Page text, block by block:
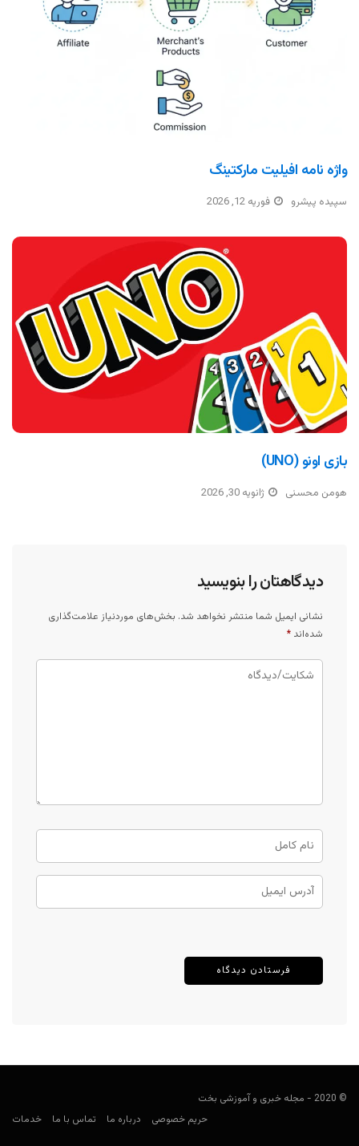
واژه نامه افیلیت مارکتینگ
سپیده پیشرو فوریه 12, 2026
بازی اونو (UNO)
هومن محسنی ژانویه 30, 2026
دیدگاهتان را بنویسید
نشانی ایمیل شما منتشر نخواهد شد. بخش‌های موردنیاز علامت‌گذاری
شده‌اند *
© 2020 - مجله خبری و آموزشی بخت
حریم خصوصی
درباره ما تماس با ما خدمات